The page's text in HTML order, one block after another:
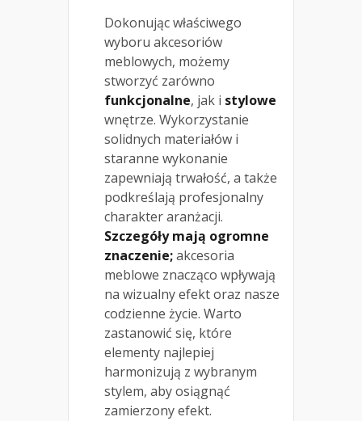
Dokonując właściwego
wyboru akcesoriów
meblowych, możemy
stworzyć zarówno
funkcjonalne, jak i stylowe
wnętrze. Wykorzystanie
solidnych materiałów i
staranne wykonanie
zapewniają trwałość, a także
podkreślają profesjonalny
charakter aranżacji.
Szczegóły mają ogromne
znaczenie;akcesoria
meblowe znacząco wpływają
na wizualny efekt oraz nasze
codzienne życie. Warto
zastanowić się, które
elementy najlepiej
harmonizują z wybranym
stylem, aby osiągnąć
zamierzony efekt.